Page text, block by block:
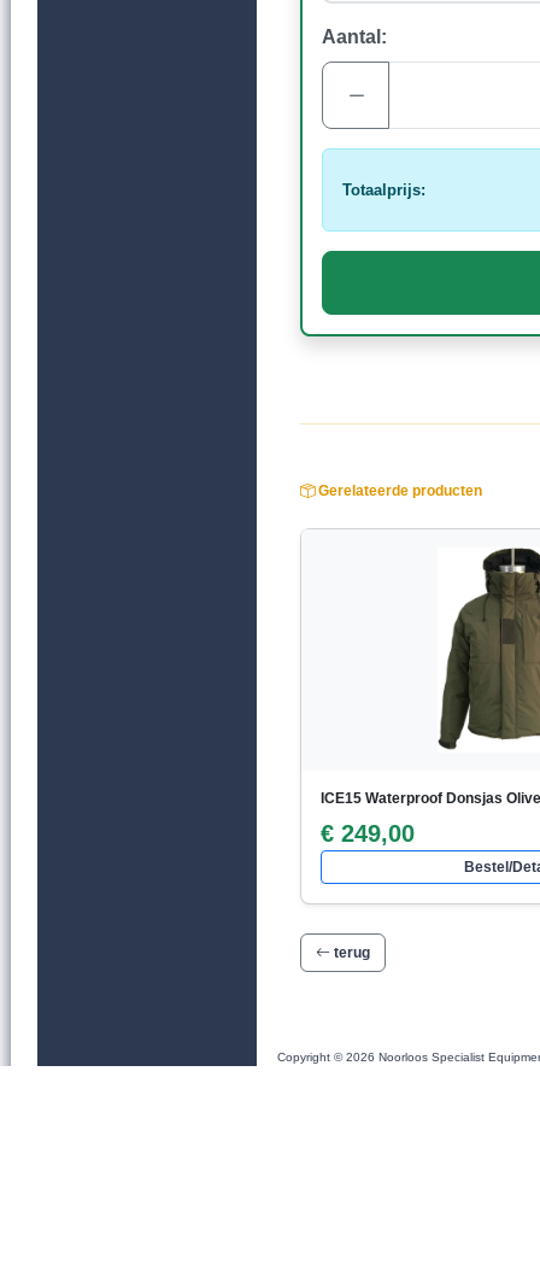
Aantal:
Totaalprijs:
Gerelateerde producten
ICE15 Waterproof Donsjas Olive
€ 249,00
Bestel/
terug
Copyright © 2026 Noorloos Specialist